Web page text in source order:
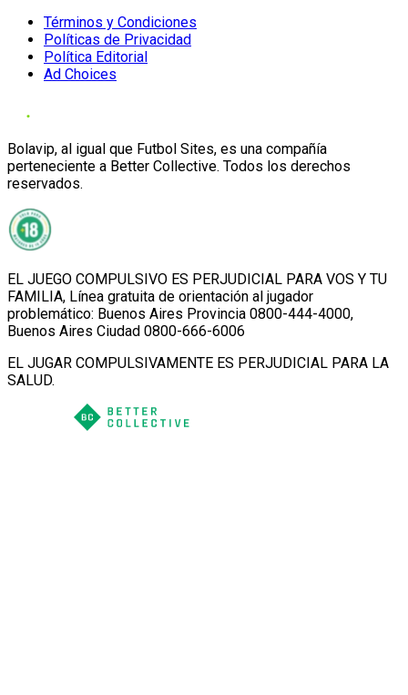
Términos y Condiciones
Políticas de Privacidad
Política Editorial
Ad Choices
Bolavip, al igual que Futbol Sites, es una compañía
perteneciente a Better Collective. Todos los derechos
reservados.
EL JUEGO COMPULSIVO ES PERJUDICIAL PARA VOS Y TU
FAMILIA, Línea gratuita de orientación al jugador
problemático: Buenos Aires Provincia 0800-444-4000,
Buenos Aires Ciudad 0800-666-6006
EL JUGAR COMPULSIVAMENTE ES PERJUDICIAL PARA LA
SALUD.